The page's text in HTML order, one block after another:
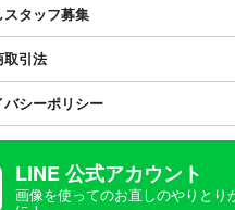
スタッフ募集
取引法
バシーポリシー
LINE 公式アカウント
画像を使ってのお直しのやりとり